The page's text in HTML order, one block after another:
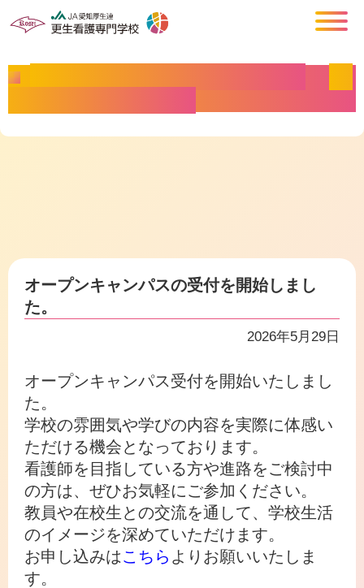
オープンキャンパスの受付を開始しまし
た。
2026年5月29日
オープンキャンパス受付を開始いたしまし
た。
学校の雰囲気や学びの内容を実際に体感い
ただける機会となっております。
看護師を目指している方や進路をご検討中
の方は、ぜひお気軽にご参加ください。
教員や在校生との交流を通して、学校生活
のイメージを深めていただけます。
お申し込みはこちら よりお願いいたしま
す。